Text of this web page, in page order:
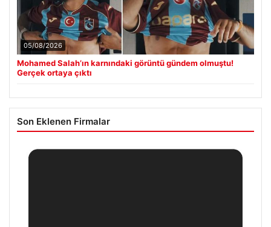
05/08/2026
Mohamed Salah’ın karnındaki görüntü gündem olmuştu!
Gerçek ortaya çıktı
Son Eklenen Firmalar